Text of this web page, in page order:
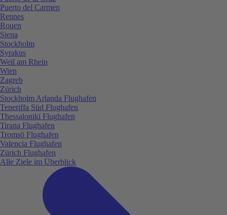
Puerto del Carmen
Rennes
Rouen
Siena
Stockholm
Syrakus
Weil am Rhein
Wien
Zagreb
Zürich
Stockholm Arlanda Flughafen
Teneriffa Süd Flughafen
Thessaloniki Flughafen
Tirana Flughafen
Tromsö Flughafen
Valencia Flughafen
Zürich Flughafen
Alle Ziele im Überblick